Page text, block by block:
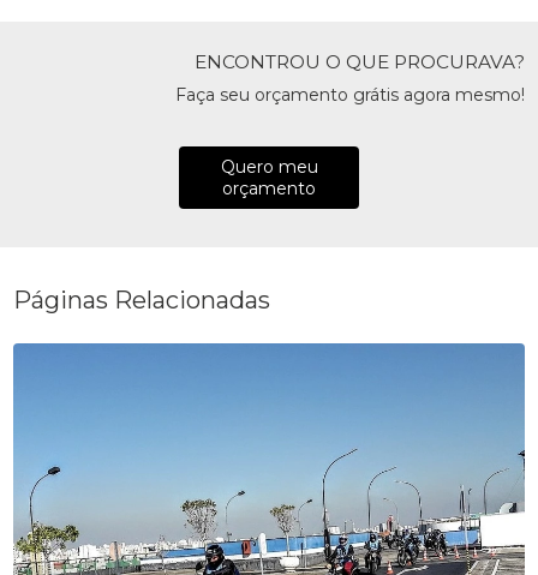
ENCONTROU O QUE PROCURAVA?
Faça seu orçamento grátis agora mesmo!
Quero meu
orçamento
Páginas Relacionadas